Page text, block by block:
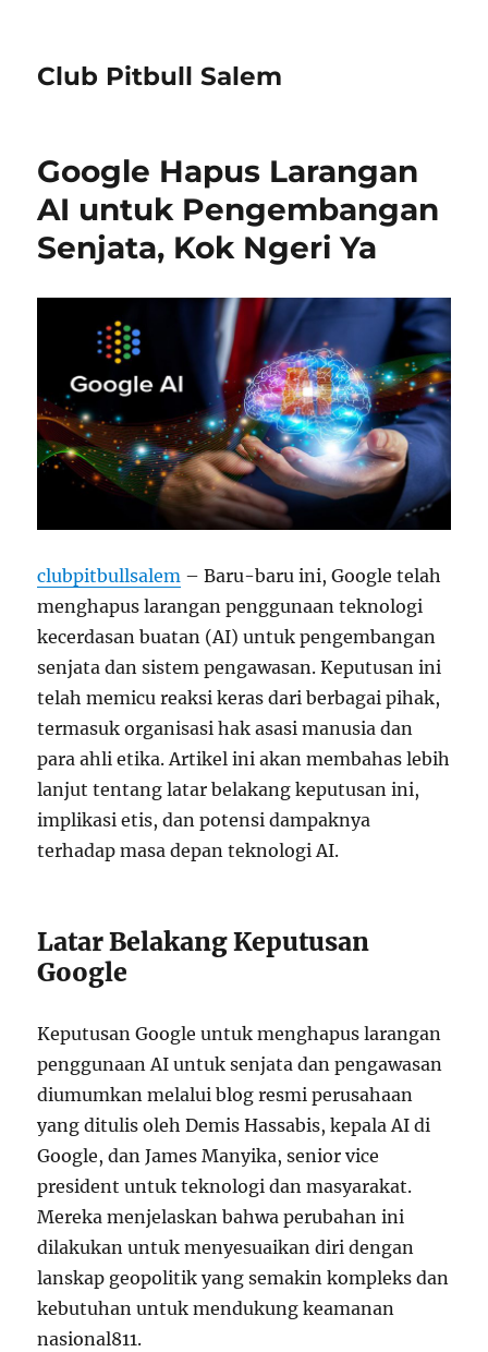
Club Pitbull Salem
Google Hapus Larangan
AI untuk Pengembangan
Senjata, Kok Ngeri Ya
clubpitbullsalem – Baru-baru ini, Google telah
menghapus larangan penggunaan teknologi
kecerdasan buatan (AI) untuk pengembangan
senjata dan sistem pengawasan. Keputusan ini
telah memicu reaksi keras dari berbagai pihak,
termasuk organisasi hak asasi manusia dan
para ahli etika. Artikel ini akan membahas lebih
lanjut tentang latar belakang keputusan ini,
implikasi etis, dan potensi dampaknya
terhadap masa depan teknologi AI.
Latar Belakang Keputusan
Google
Keputusan Google untuk menghapus larangan
penggunaan AI untuk senjata dan pengawasan
diumumkan melalui blog resmi perusahaan
yang ditulis oleh Demis Hassabis, kepala AI di
Google, dan James Manyika, senior vice
president untuk teknologi dan masyarakat.
Mereka menjelaskan bahwa perubahan ini
dilakukan untuk menyesuaikan diri dengan
lanskap geopolitik yang semakin kompleks dan
kebutuhan untuk mendukung keamanan
nasional811.